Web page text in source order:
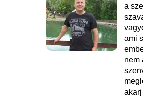
a
ami
nem